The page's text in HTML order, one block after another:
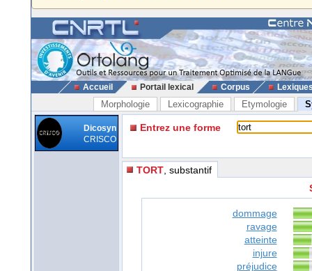
Accueil Portail lexical Corpus
Morphologie Lexicographie Etymologie
Dicosyn
CRISCO
Entrez une forme
TORT , substantif
dommage
ravage
atteinte
injure
préjudice